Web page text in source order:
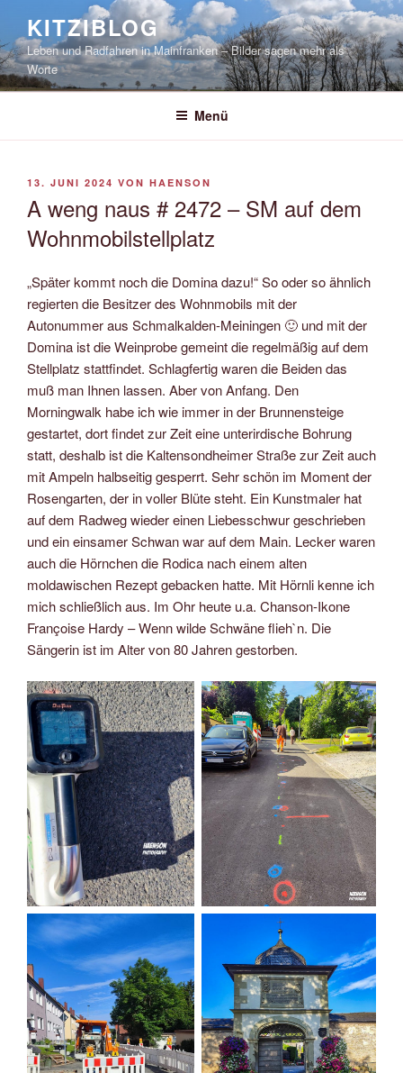
springen
KITZIBLOG
Leben und Radfahren in Mainfranken – Bilder sagen mehr als
Worte
Menü
VERÖFFENTLICHT
13. JUNI 2024 VON HAENSON
A weng naus # 2472 – SM auf dem
Wohnmobilstellplatz
„Später kommt noch die Domina dazu!“ So oder so ähnlich
regierten die Besitzer des Wohnmobils mit der
Autonummer aus Schmalkalden-Meiningen 🙂 und mit der
Domina ist die Weinprobe gemeint die regelmäßig auf dem
Stellplatz stattfindet. Schlagfertig waren die Beiden das
muß man Ihnen lassen. Aber von Anfang. Den
Morningwalk habe ich wie immer in der Brunnensteige
gestartet, dort findet zur Zeit eine unterirdische Bohrung
statt, deshalb ist die Kaltensondheimer Straße zur Zeit auch
mit Ampeln halbseitig gesperrt. Sehr schön im Moment der
Rosengarten, der in voller Blüte steht. Ein Kunstmaler hat
auf dem Radweg wieder einen Liebesschwur geschrieben
und ein einsamer Schwan war auf dem Main. Lecker waren
auch die Hörnchen die Rodica nach einem alten
moldawischen Rezept gebacken hatte. Mit Hörnli kenne ich
mich schließlich aus. Im Ohr heute u.a. Chanson-Ikone
Françoise Hardy – Wenn wilde Schwäne flieh`n. Die
Sängerin ist im Alter von 80 Jahren gestorben.